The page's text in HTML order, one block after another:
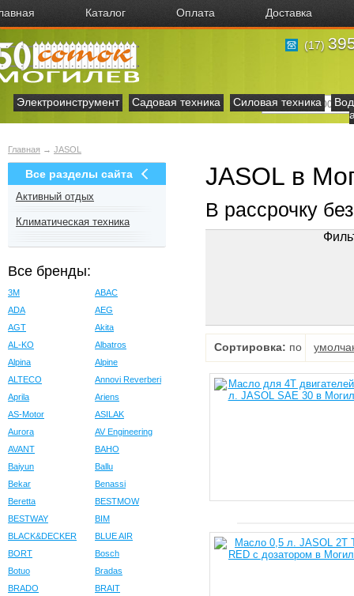
Каталог Оплата Доставка
(17)
Электроинструмент Садовая техника Силовая техника
Главная → JASOL
Все разделы сайта
Активный отдых
Климатическая техника
Все бренды:
3M
ABAC
ADA
AEG
AGT
Akita
AL-KO
Albatros
Alpina
Alpine
ALTECO
Annovi Reverberi
Aprila
Ariens
AS-Motor
ASILAK
Aurora
AV Engineering
AVANT
BAHO
Baiyun
Ballu
Bekar
Benassi
Beretta
BESTMOW
BESTWAY
BIM
BLACK&DECKER
BLUE AIR
BORT
Bosch
Botuo
Bradas
BRADO
BRAIT
JASOL в
В рассрочку
Сортировка: по